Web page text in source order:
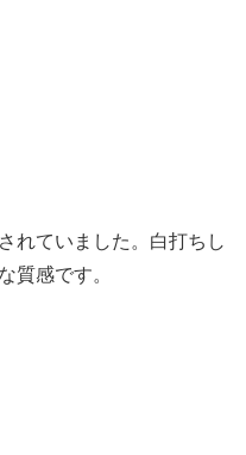
れていました。白打ちし
質感です。